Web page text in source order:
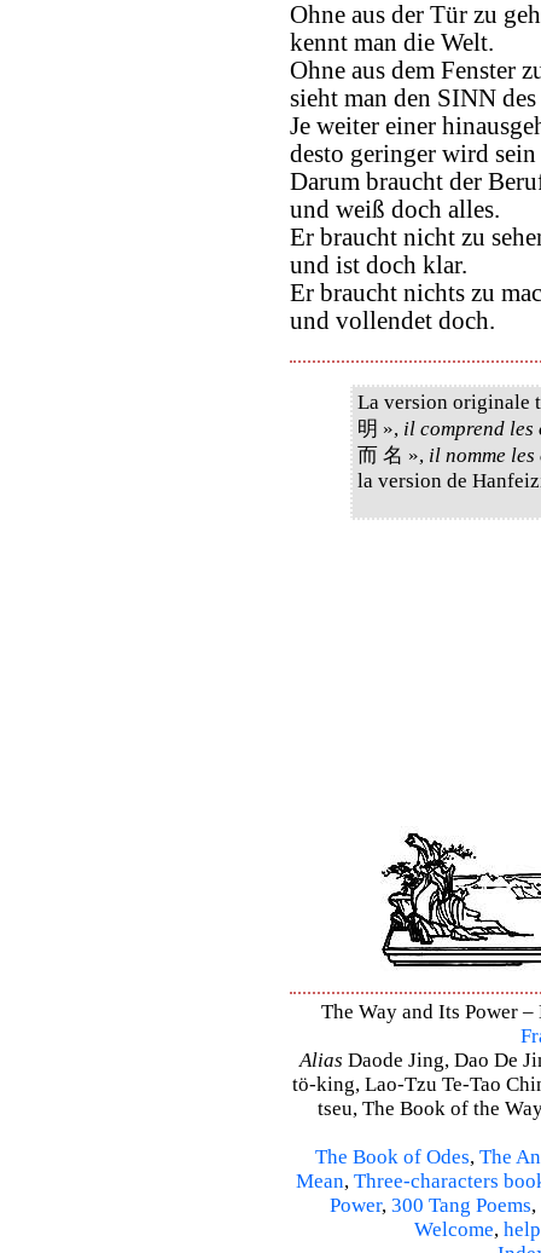
Ohne aus der Tür zu
kennt man die Welt.
Ohne aus dem Fenster
sieht man den SINN
Je weiter einer
desto geringer wird sein
Darum braucht der
und weiß doch alles.
Er braucht nicht zu
und ist doch klar.
Er braucht nichts zu
und vollendet doch.
La version originale
明 », il comprend les
而 名 », il nomme
la version de
The Way and Its Power
Alias Daode Jing, Dao De
tö-king, Lao-Tzu Te-Tao
tseu, The Book of the
The Book of Odes, The
Mean, Three-characters
Power, 300 Tang Poems,
Welcome, help